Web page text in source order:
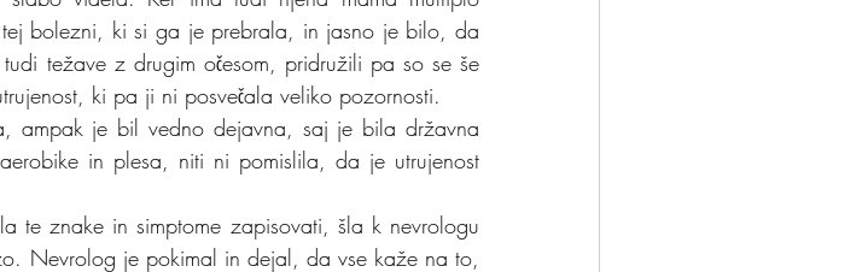
bolezni, ki si ga je prebrala, in jasno je bilo, da
težave z drugim očesom, pridružili pa so se še
ki pa ji ni posvečala veliko pozornosti.
ampak je bil vedno dejavna, saj je bila državna
in plesa, niti ni pomislila, da je utrujenost
te znake in simptome zapisovati, šla k nevrologu
Nevrolog je pokimal in dejal, da vse kaže na to,